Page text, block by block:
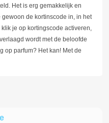
Het is erg gemakkelijk en
de kortinscode in, in het
je op kortingscode activeren,
wordt met de beloofde
op parfum? Het kan! Met de